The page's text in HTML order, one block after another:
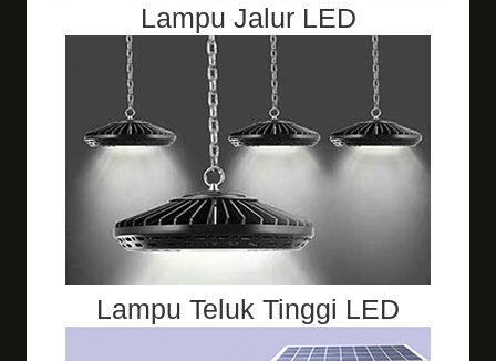
Lampu Jalur LED
Lampu Teluk Tinggi LED